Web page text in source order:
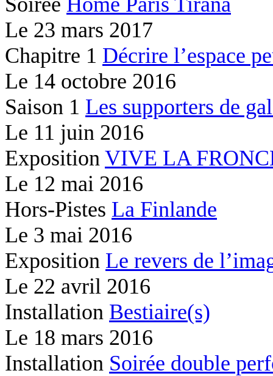
Le 23 mars 2017
Chapitre 1 Décrire l’espace
Le 14 octobre 2016
Saison 1 Les supporters de
Le 11 juin 2016
Exposition VIVE LA
Le 12 mai 2016
Hors-Pistes La Finlande
Le 3 mai 2016
Exposition Le revers de
Le 22 avril 2016
Installation Bestiaire(s)
Le 18 mars 2016
Installation Soirée double